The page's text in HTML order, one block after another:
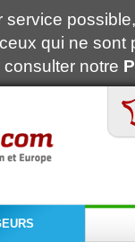
qui ne
notre